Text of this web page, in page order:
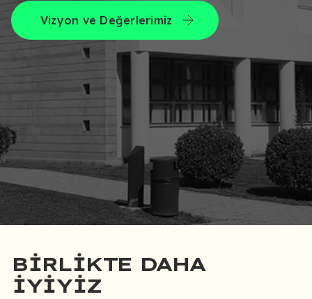
Vizyon ve Değerlerimiz
BİRLİKTE DAHA
İYİYİZ